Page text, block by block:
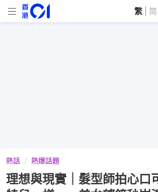
繁 简
熱話 熱爆話題
理想與現實｜髮型師拍心口